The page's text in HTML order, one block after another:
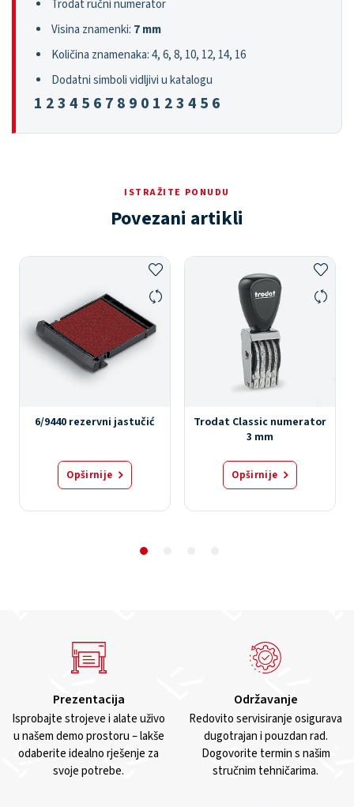
Trodat ručni numerator
Visina znamenki: 7 mm
Količina znamenaka: 4, 6, 8, 10, 12, 14, 16
Dodatni simboli vidljivi u katalogu
1 2 3 4 5 6 7 8 9 0 1 2 3 4 5 6
ISTRAŽITE PONUDU
Povezani artikli
6/9440 rezervni jastučić
Opširnije
Trodat Classic numerator
3 mm
Opširnije
Prezentacija
Isprobajte strojeve i alate uživo
u našem demo prostoru – lakše
odaberite idealno rješenje za
svoje potrebe.
Održavanje
Redovito servisiranje osigurava
dugotrajan i pouzdan rad.
Dogovorite termin s našim
stručnim tehničarima.